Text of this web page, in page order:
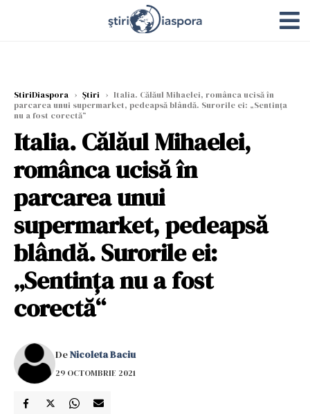
StiriDiaspora › Știri › Italia. Călăul Mihaelei, românca ucisă în
parcarea unui supermarket, pedeapsă blândă. Surorile ei: „Sentința
nu a fost corectă“
Italia. Călăul Mihaelei,
românca ucisă în
parcarea unui
supermarket, pedeapsă
blândă. Surorile ei:
„Sentința nu a fost
corectă“
DeNicoleta Baciu
29 OCTOMBRIE 2021